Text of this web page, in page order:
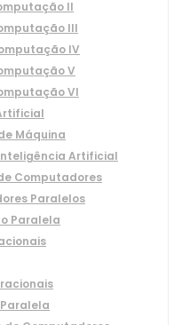
II
III
IV
V
VI
Máquina
Artificial
Computadores
Paralelos
Paralela